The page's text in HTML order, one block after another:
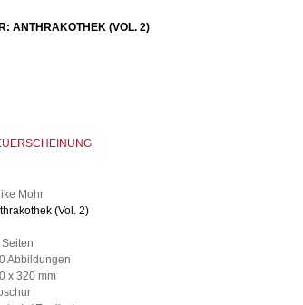
ANTHRAKOTHEK (VOL. 2)
Mohr
(Vol. 2)
Abbildungen
x 320 mm